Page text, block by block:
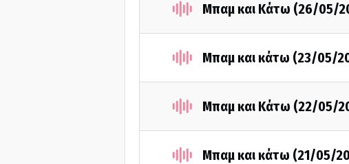
Μπαμ και Κάτω (26/05/
Μπαμ και κάτω (23/05/
Μπαμ και Κάτω (22/05/
Μπαμ και κάτω (21/05/